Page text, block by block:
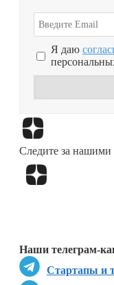
Я даю
Следите за нашими
Наши телеграм-
Стартапы и